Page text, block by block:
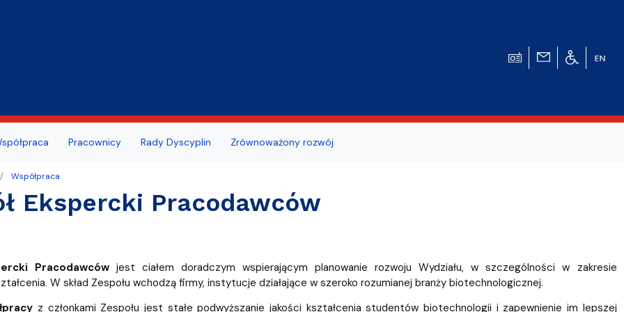
oceny pracowniczej
z działalności wydziału
UG
Portal Studenta
Erasmus i inne programy dla studentów i
doktorantów
nauki
Pracownicy Rady Dyscyplin Zrównoważony rozwój
Współpraca
Ekspercki Pracodawców
Pracodawcówjest ciałem doradczym wspierającym planowanie rozwoju Wydziału, w szczególności w zakresie
W skład Zespołu wchodzą firmy, instytucje działające w szeroko rozumianej branży biotechnologicznej.
z członkami Zespołu jest stałe podwyższanie jakości kształcenia studentów biotechnologii i zapewnienie im lepszej